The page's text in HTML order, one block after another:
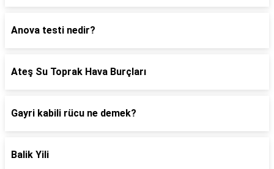
Anova testi nedir?
Ateş Su Toprak Hava Burçları
Gayri kabili rücu ne demek?
Balik Yili